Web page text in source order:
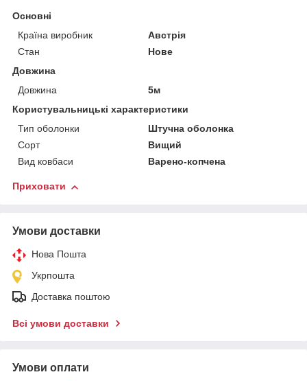
Основні
Країна виробник
Австрія
Стан
Нове
Довжина
Довжина
5м
Користувальницькі характеристики
Тип оболонки
Штучна оболонка
Сорт
Вищий
Вид ковбаси
Варено-копчена
Приховати
Умови доставки
Нова Пошта
Укрпошта
Доставка поштою
Всі умови доставки
Умови оплати